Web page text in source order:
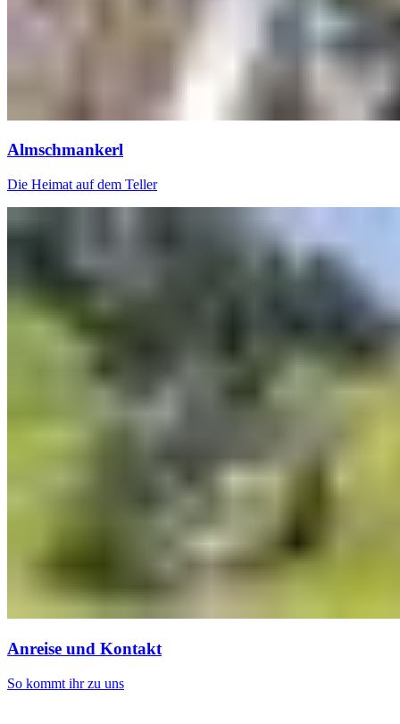
Almschmankerl
Die Heimat auf dem Teller
Anreise und Kontakt
So kommt ihr zu uns